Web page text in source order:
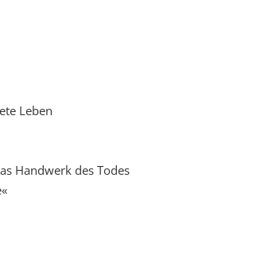
Leben
Handwerk des Todes